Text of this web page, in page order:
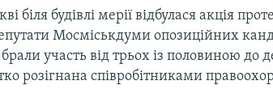
біля будівлі мерії відбулася акція
Мосміськдуми опозиційних
участь від трьох із половиною до
розігнана співробітниками